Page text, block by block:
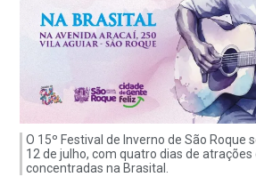
O 15º Festival de Inverno de São Roque
12 de julho, com quatro dias de atrações
concentradas na Brasital.